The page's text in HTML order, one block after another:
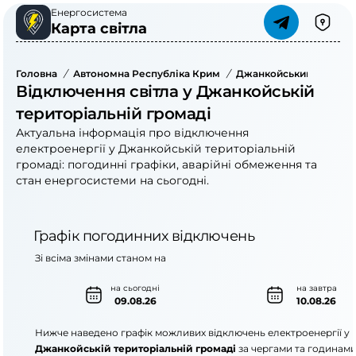
Енергосистема
Карта світла
Головна / Автономна Республіка Крим / Джанкойський Район
Відключення світла у Джанкойській
територіальній громаді
Актуальна інформація про відключення
електроенергії у Джанкойській територіальній
громаді: погодинні графіки, аварійні обмеження та
стан енергосистеми на сьогодні.
Графік погодинних відключень
на сьогодні
09.08.26
на завтра
10.08.26
Зі всіма змінами станом на
Нижче наведено графік можливих відключень електроенергії у
Джанкойській територіальній громаді за чергами та